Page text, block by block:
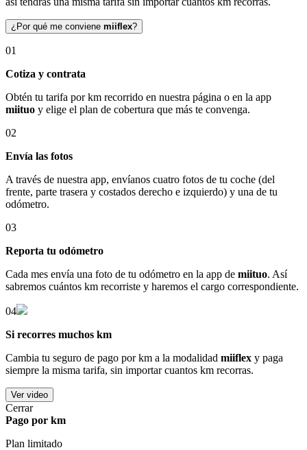
¿Por qué me conviene miiflex?
01
Cotiza y contrata
Obtén tu tarifa por km recorrido en nuestra página o en la app
miituo y elige el plan de cobertura que más te convenga.
02
Envía las fotos
A través de nuestra app, envíanos cuatro fotos de tu coche (del
frente, parte trasera y costados derecho e izquierdo) y una de tu
odómetro.
03
Reporta tu odómetro
Cada mes envía una foto de tu odómetro en la app de miituo. Así
sabremos cuántos km recorriste y haremos el cargo correspondiente.
04
Si recorres muchos km
Cambia tu seguro de pago por km a la modalidad miiflex y paga
siempre la misma tarifa, sin importar cuantos km recorras.
Ver video
Cerrar
Pago por km
Plan limitado